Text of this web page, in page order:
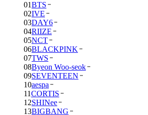
01BTS
02IVE
03DAY6
04RIIZE
05NCT
06BLACKPINK
07TWS
08Byeon Woo-seok
09SEVENTEEN
10aespa
11CORTIS
12SHINee
13BIGBANG